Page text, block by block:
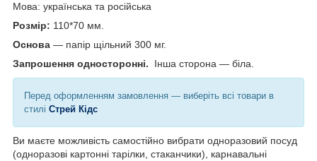
Мова: українська та російська
Розмір: 110*70 мм.
Основа — папір щільний 300 мг.
Запрошення односторонні.
Інша сторона — біла.
Перед оформленням замовлення — виберіть всі товари в
стилі Стрей Кідс
Ви маєте можливість самостійно вибрати одноразовий посуд
(одноразові картонні тарілки, стаканчики), карнавальні